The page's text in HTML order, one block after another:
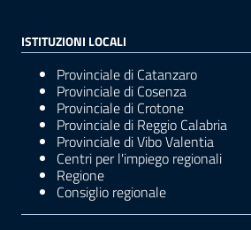
ISTITUZIONI LOCALI
Provinciale di Catanzaro
Provinciale di Cosenza
Provinciale di Crotone
Provinciale di Reggio Calabria
Provinciale di Vibo Valentia
Centri per l'impiego regionali
Regione
Consiglio regionale